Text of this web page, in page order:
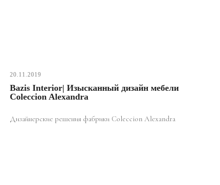
20.11.2019
Bazis Interior| Изысканный дизайн мебели
Coleccion Alexandra
Дизайнерские решения фабрики Coleccion Alexandra